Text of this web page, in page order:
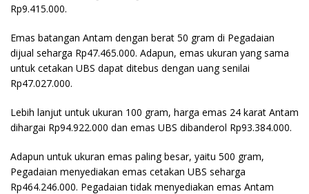
Rp9.415.000.
Emas batangan Antam dengan berat 50 gram di Pegadaian
dijual seharga Rp47.465.000. Adapun, emas ukuran yang sama
untuk cetakan UBS dapat ditebus dengan uang senilai
Rp47.027.000.
Lebih lanjut untuk ukuran 100 gram, harga emas 24 karat Antam
dihargai Rp94.922.000 dan emas UBS dibanderol Rp93.384.000.
Adapun untuk ukuran emas paling besar, yaitu 500 gram,
Pegadaian menyediakan emas cetakan UBS seharga
Rp464.246.000. Pegadaian tidak menyediakan emas Antam